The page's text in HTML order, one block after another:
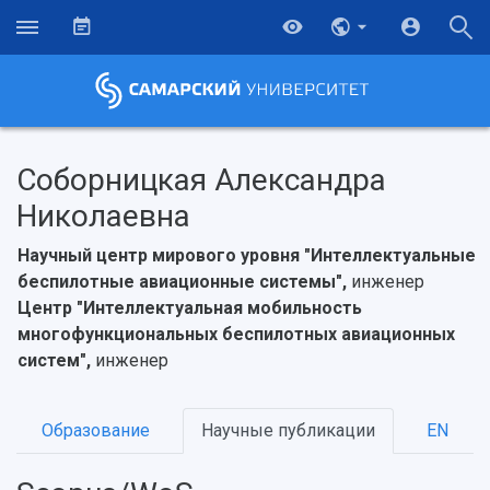
Соборницкая Александра
Николаевна
Научный центр мирового уровня "Интеллектуальные
беспилотные авиационные системы", инженер
Центр "Интеллектуальная мобильность
многофункциональных беспилотных авиационных
систем", инженер
Образование Научные публикации EN